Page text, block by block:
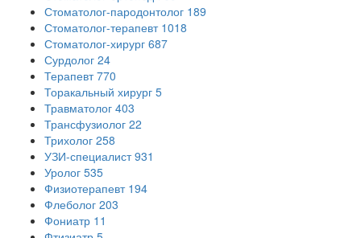
Стоматолог-пародонтолог 189
Стоматолог-терапевт 1018
Стоматолог-хирург 687
Сурдолог 24
Терапевт 770
Торакальный хирург 5
Травматолог 403
Трансфузиолог 22
Трихолог 258
УЗИ-специалист 931
Уролог 535
Физиотерапевт 194
Флеболог 203
Фониатр 11